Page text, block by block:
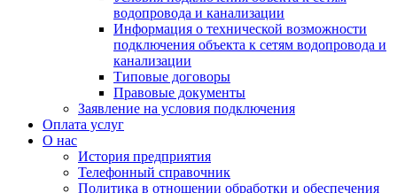
водопровода и канализации
Информация о технической возможности
подключения объекта к сетям водопровода и
канализации
Типовые договоры
Правовые документы
Заявление на условия подключения
Оплата услуг
О нас
История предприятия
Телефонный справочник
Политика в отношении обработки и обеспечения